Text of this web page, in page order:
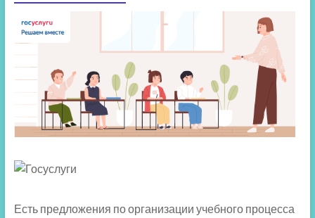
Есть предложения по организации учебного процесса